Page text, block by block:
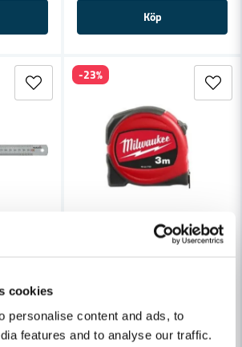
cookies
personalise content and ads, to
features and to analyse our traffic.
Köp
124 kr
96 kr
Finns i Webblager
-23%